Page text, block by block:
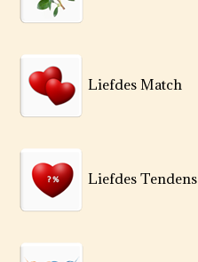
Liefdes Match
Liefdes Tendens